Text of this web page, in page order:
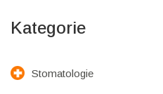
Kategorie
Stomatologie